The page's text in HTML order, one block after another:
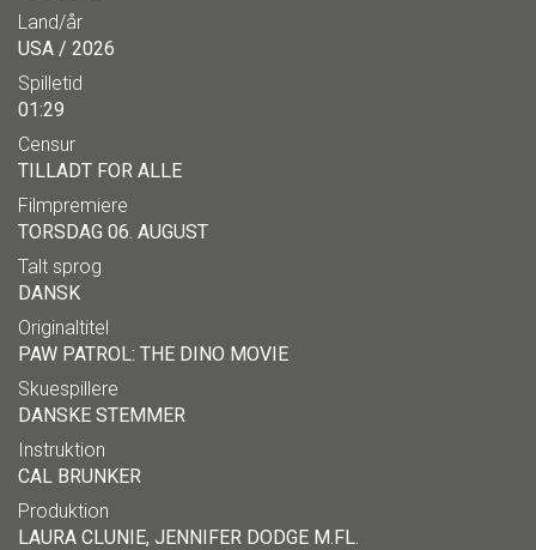
Land/år
USA / 2026
Spilletid
01:29
Censur
TILLADT FOR ALLE
Filmpremiere
TORSDAG 06. AUGUST
Talt sprog
DANSK
Originaltitel
PAW PATROL: THE DINO MOVIE
Skuespillere
DANSKE STEMMER
Instruktion
CAL BRUNKER
Produktion
LAURA CLUNIE, JENNIFER DODGE M.FL.